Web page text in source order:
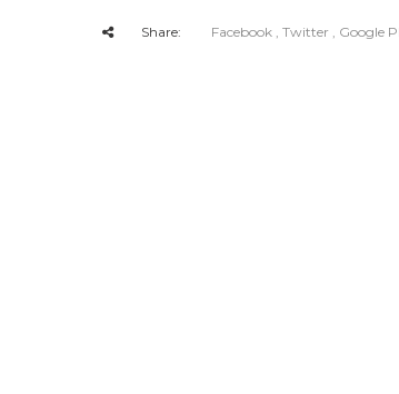
Share: Facebook , Twitter , Google